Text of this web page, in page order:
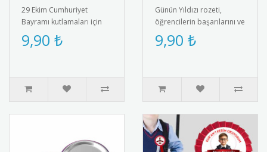
29 Ekim Cumhuriyet
Bayramı kutlamaları için
özel tasarım Türk bayraklı
metal rozet. Yüksek kaliteli
9,90 ₺
Günün Yıldızı rozeti,
öğrencilerin başarılarını ve
olumlu davranışlarını
teşvik etmek amacıyla
9,90 ₺